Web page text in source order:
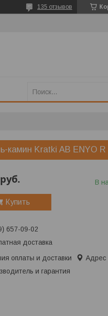
135 отзывов
камин Kratki AB ENYO R
руб. В
Купить
657-09-02
доставка
оплаты и доставки
Адрес
и гарантия